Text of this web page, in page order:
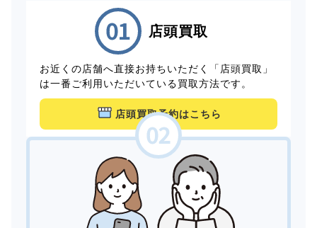
店頭買取
お近くの店舗へ直接お持ちいただく「店頭買取」
は一番ご利用いただいている買取方法です。
店頭買取予約はこちら